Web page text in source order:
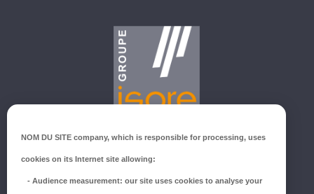
ZI du Millenium
53940 SAINT-BERTHEVIN
Tél.:02 43 66 96 51
NOM DU SITE company, which is responsible for processing, uses
cookies on its Internet site allowing:
- Audience measurement: our site uses cookies to analyse your